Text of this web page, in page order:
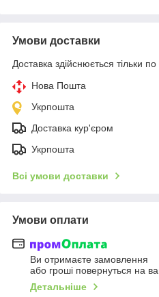
Умови доставки
Доставка здійснюється тільки
Нова Пошта
Укрпошта
Доставка кур'єром
Укрпошта
Всі умови доставки
Умови оплати
Ви отримаєте замовлення
або гроші повернуться на
Детальніше